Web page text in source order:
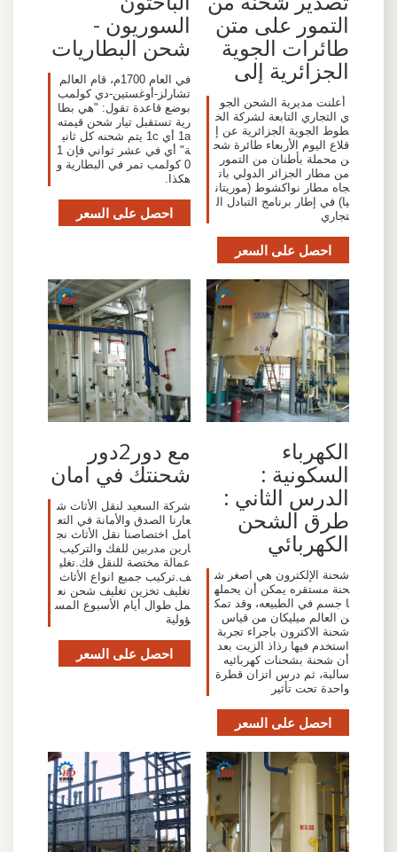
التمور على متن
طائرات الجوية
الجزائرية إلى
أعلنت مديرية الشحن الجو
ي التجاري التابعة لشركة الخ
طوط الجوية الجزائرية عن إ
قلاع اليوم الأربعاء طائرة شح
ن محملة بأطنان من التمور
من مطار الجزائر الدولي بات
جاه مطار نواكشوط (موريتان
يا) في إطار برنامج التبادل ال
تجاري
احصل على السعر
السوريون -
شحن البطاريات
في العام 1700م، قام العالم
تشارلز-أوغستين-دي كولمب
بوضع قاعدة تقول: "هي بطا
رية تستقبل تيار شحن قيمته
1a أي 1c يتم شحنه كل ثاني
ة" أي في عشر ثواني فإن 1
0 كولمب تمر في البطارية و
هكذا.
احصل على السعر
الكهرباء
السكونية :
الدرس الثاني :
طرق الشحن
الكهربائي
شحنة الإلكترون هي اصغر ش
حنة مستقره يمكن أن يحمله
ا جسم في الطبيعه، وقد تمك
ن العالم ميليكان من قياس
شحنة الاكترون باجراء تجربة
استخدم فيها رذاذ الزيت بعد
أن شحنة بشحنات كهربائيه
سالبة، ثم درس اتزان قطرة
واحدة تحت تأثير
احصل على السعر
مع دور2دور
شحنتك في امان
شركة السعيد لنقل الأثاث ش
عارنا الصدق والأمانة في التع
امل اختصاصنا نقل الأثاث نج
ارين مدربين للفك والتركيب
عمالة مختصة للنقل فك.تغلي
ف.تركيب جميع انواع الأثاث
تغليف تخزين تغليف شحن نع
مل طوال أيام الأسبوع المس
ؤولية
احصل على السعر